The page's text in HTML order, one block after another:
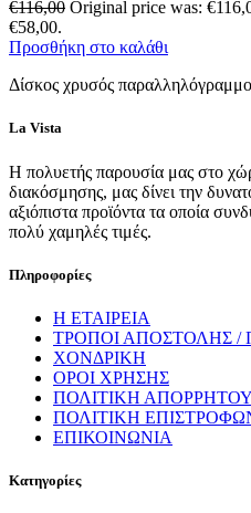
€116,00 Original price was:
€58,00.
Προσθήκη στο καλάθι
Δίσκος χρυσός
La Vista
Η πολυετής παρουσία μας στο
διακόσμησης, μας δίνει την
αξιόπιστα προϊόντα τα οποία
πολύ χαμηλές τιμές.
Πληροφορίες
Η ΕΤΑΙΡΕΙΑ
ΤΡΟΠΟΙ ΑΠΟΣΤΟΛΗΣ
ΧΟΝΔΡΙΚΗ
ΟΡΟΙ ΧΡΗΣΗΣ
ΠΟΛΙΤΙΚΗ ΑΠΟΡΡΗΤΟΥ
ΠΟΛΙΤΙΚΗ
ΕΠΙΚΟΙΝΩΝΙΑ
Κατηγορίες